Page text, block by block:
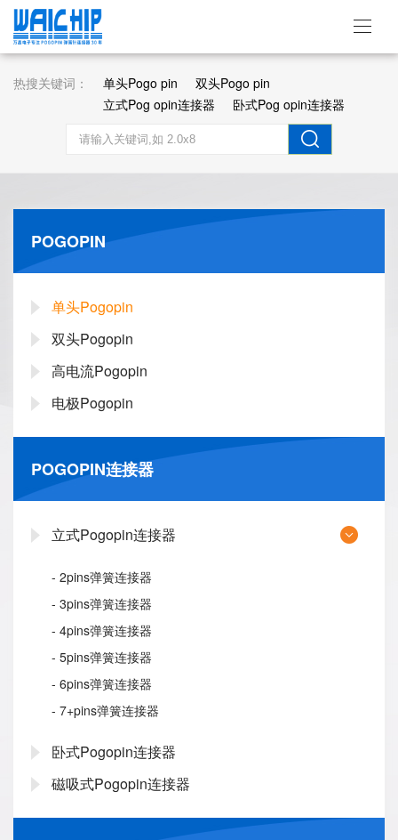
热搜关键词： 单头Pogo pin
双头Pogo pin
立式Pog opin连接器
卧式Pog opin连接器
POGOPIN
单头Pogopin
双头Pogopin
高电流Pogopin
电极Pogopin
POGOPIN连接器
立式Pogopin连接器
- 2pins弹簧连接器
- 3pins弹簧连接器
- 4pins弹簧连接器
- 5pins弹簧连接器
- 6pins弹簧连接器
- 7+pins弹簧连接器
卧式Pogopin连接器
磁吸式Pogopin连接器